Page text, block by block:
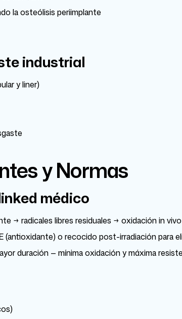
la osteólisis periimplante
industrial
y liner)
y Normas
médico
→ radicales libres residuales → oxidación in vivo
(antioxidante) o recocido post-irradiación para
duración — mínima oxidación y máxima